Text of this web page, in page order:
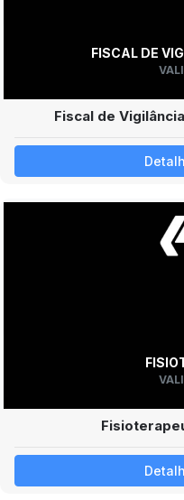
FISCAL DE
Fiscal de